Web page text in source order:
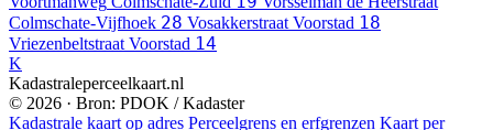
Colmschate-Vijfhoek 28 Vosakkerstraat Voorstad 18
Vriezenbeltstraat Voorstad 14
K
Kadastraleperceelkaart.nl
© 2026 · Bron: PDOK / Kadaster
Kadastrale kaart op adres Perceelgrens en erfgrenzen Kaart per